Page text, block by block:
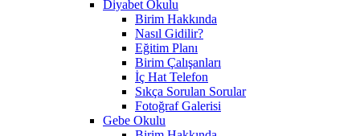
Diyabet Okulu
Birim Hakkında
Nasıl Gidilir?
Eğitim Planı
Birim Çalışanları
İç Hat Telefon
Sıkça Sorulan Sorular
Fotoğraf Galerisi
Gebe Okulu